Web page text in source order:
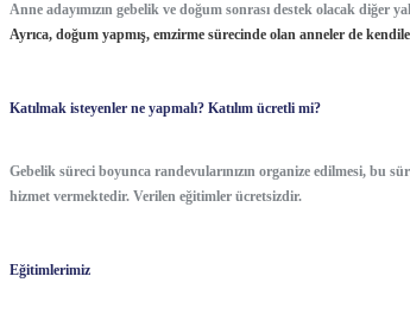
Anne adayımızın gebelik ve doğum sonrası destek olacak diğer
Ayrıca, doğum yapmış, emzirme sürecinde olan anneler de
Katılmak isteyenler ne yapmalı? Katılım ücretli mi?
Gebelik süreci boyunca randevularınızın organize edilmesi, bu
hizmet vermektedir. Verilen eğitimler ücretsizdir.
Eğitimlerimiz